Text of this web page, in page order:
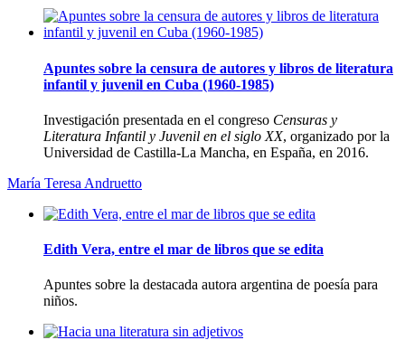
Apuntes sobre la censura de autores y libros de literatura
infantil y juvenil en Cuba (1960-1985)
Investigación presentada en el congreso Censuras y
Literatura Infantil y Juvenil en el siglo XX, organizado por la
Universidad de Castilla-La Mancha, en España, en 2016.
Marí­a Teresa Andruetto
Edith Vera, entre el mar de libros que se edita
Apuntes sobre la destacada autora argentina de poesí­a para
niños.